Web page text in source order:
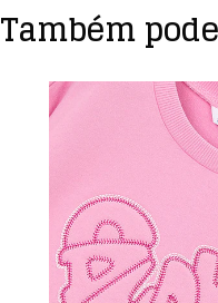
Também